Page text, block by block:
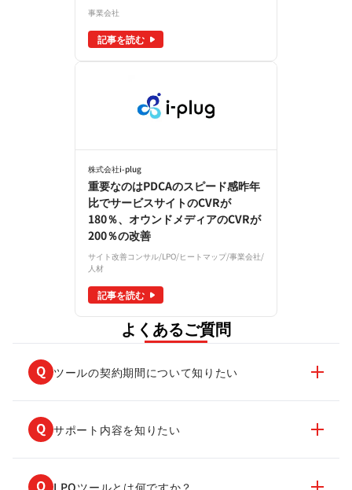
事業会社
記事を読む
株式会社i-plug
重要なのはPDCAのスピード感昨年
比でサービスサイトのCVRが
180％、オウンドメディアのCVRが
200％の改善
サイト改善コンサル/LPO/ヒートマップ/事業会社/
人材
記事を読む
よくあるご質問
ツールの契約期間について知りたい
サポート内容を知りたい
LPOツールとは何ですか？